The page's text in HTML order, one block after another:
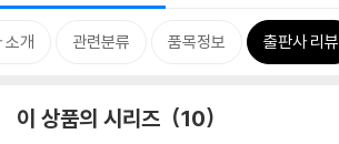
소개 관련분류 품목정보 출판사 리뷰
이 상품의 시리즈 10